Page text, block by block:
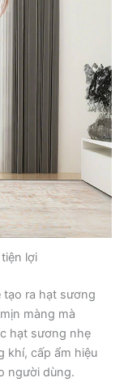
lợi
ra hạt sương
màng mà
hạt sương nhẹ
khí, cấp ẩm hiệu
người dùng.